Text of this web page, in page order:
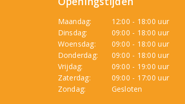
Maandag:
12:00 - 18:00 uur
Dinsdag:
09:00 - 18:00 uur
Woensdag:
09:00 - 18:00 uur
Donderdag:
09:00 - 18:00 uur
Vrijdag:
09:00 - 19:00 uur
Zaterdag:
09:00 - 17:00 uur
Zondag:
Gesloten